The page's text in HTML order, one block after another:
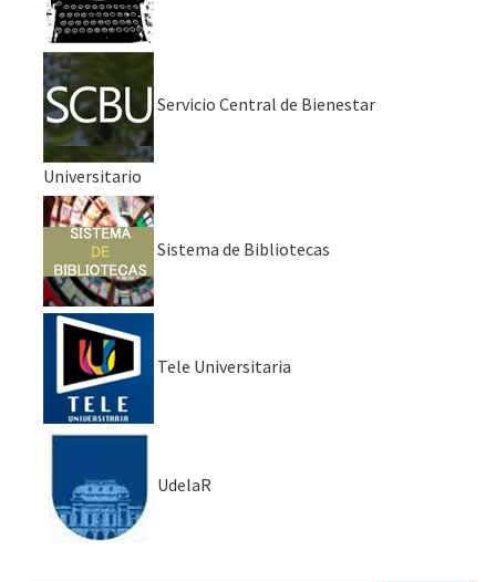
Servicio Central de Bienestar
Universitario
Sistema de Bibliotecas
Tele Universitaria
UdelaR